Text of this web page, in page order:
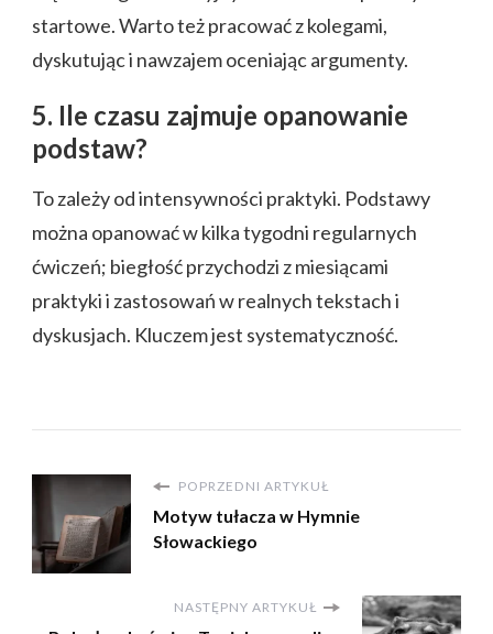
startowe. Warto też pracować z kolegami,
dyskutując i nawzajem oceniając argumenty.
5. Ile czasu zajmuje opanowanie
podstaw?
To zależy od intensywności praktyki. Podstawy
można opanować w kilka tygodni regularnych
ćwiczeń; biegłość przychodzi z miesiącami
praktyki i zastosowań w realnych tekstach i
dyskusjach. Kluczem jest systematyczność.
POPRZEDNI ARTYKUŁ
Motyw tułacza w Hymnie
Słowackiego
NASTĘPNY ARTYKUŁ